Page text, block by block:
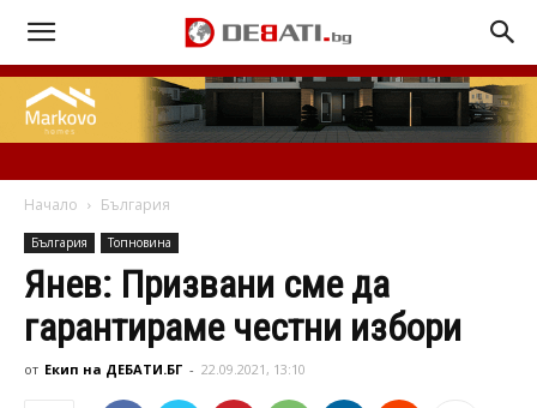
Начало България
България Топновина
Янев: Призвани сме да
гарантираме честни избори
от Екип на ДЕБАТИ.БГ - 22.09.2021, 13:10